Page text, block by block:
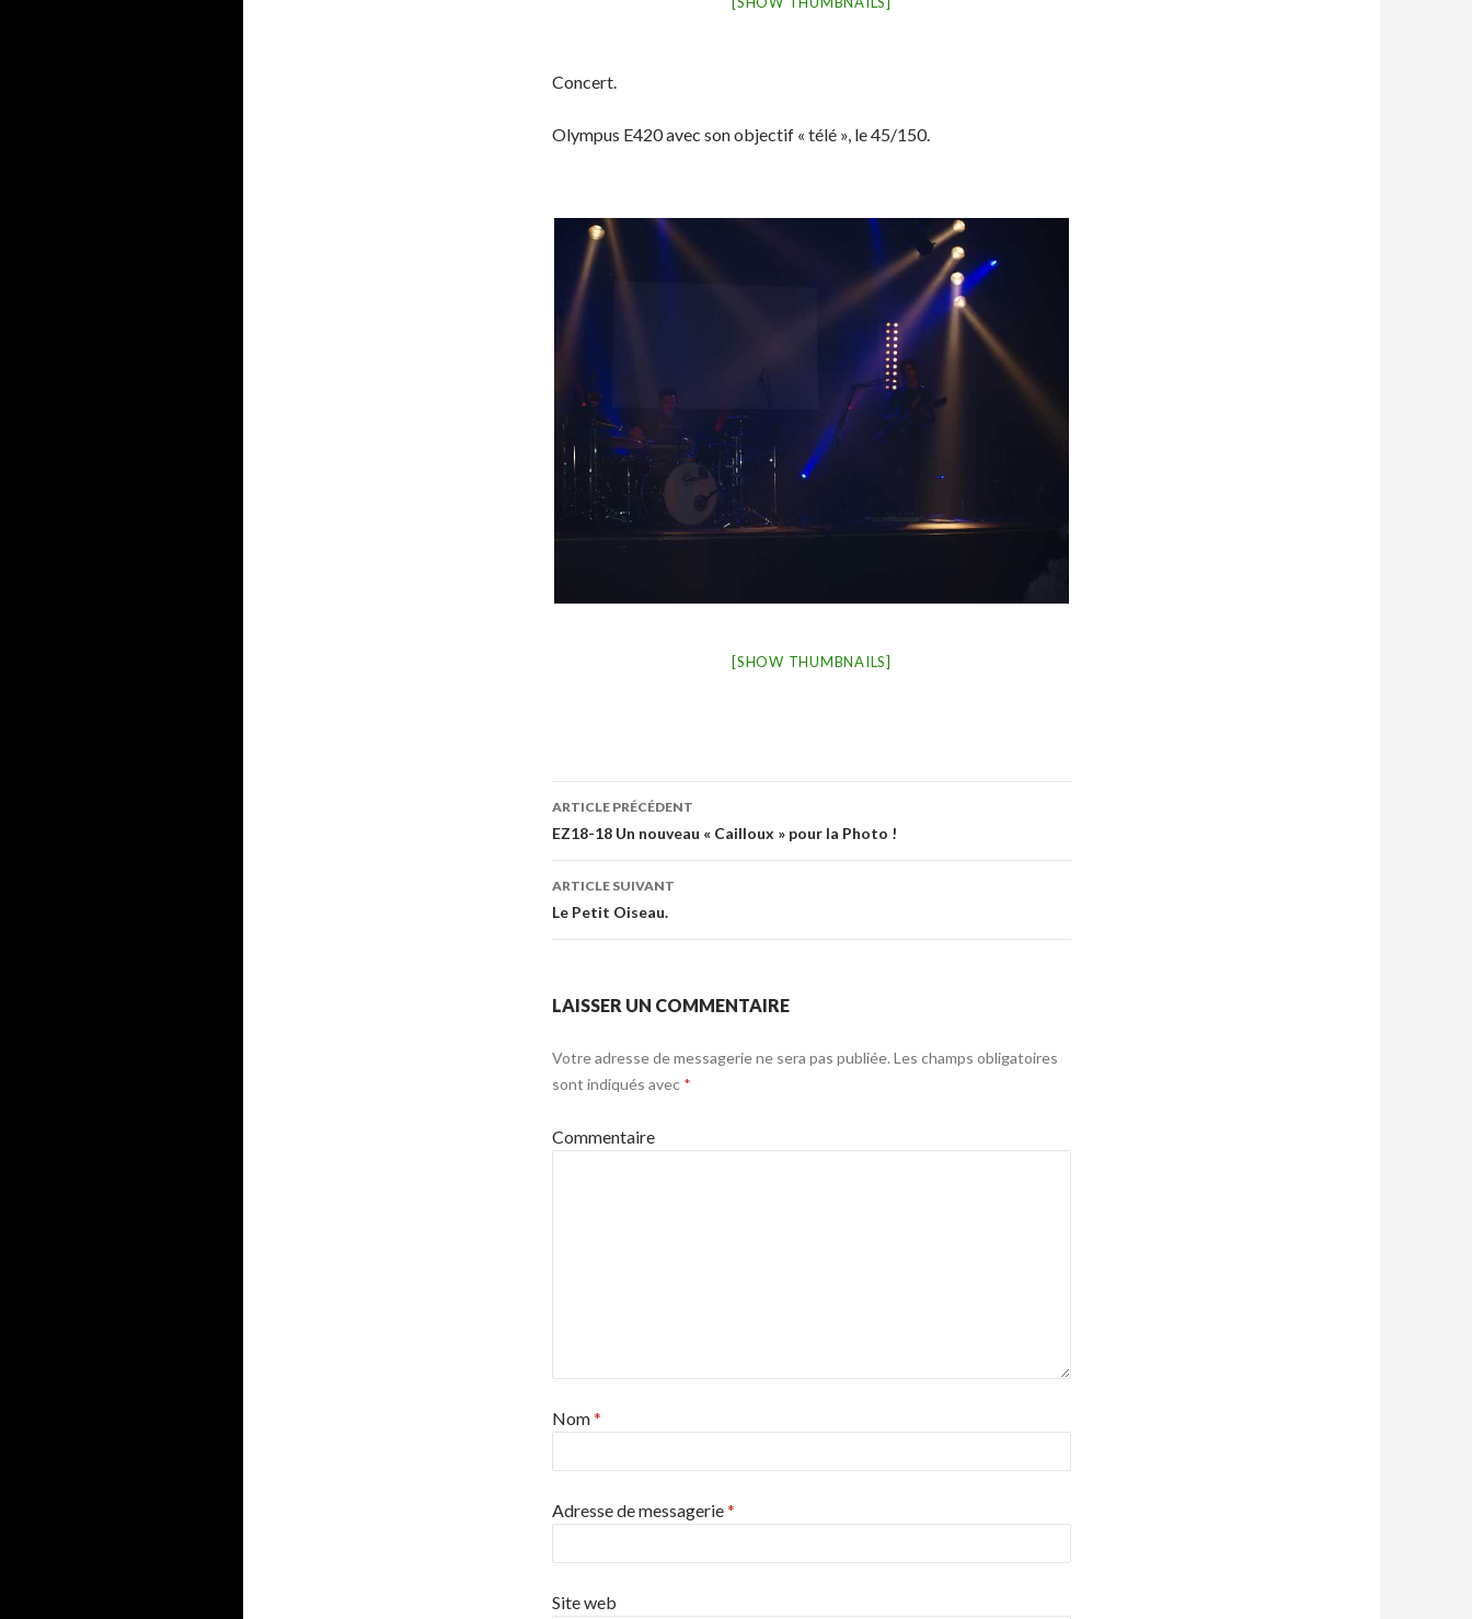
Concert.
Olympus E420 avec son objectif « télé », le 45/150.
[SHOW THUMBNAILS]
Navigation
des
articles
ARTICLE PRÉCÉDENT
EZ18-18 Un nouveau « Cailloux » pour la Photo !
ARTICLE SUIVANT
Le Petit Oiseau.
LAISSER UN COMMENTAIRE
Votre adresse de messagerie ne sera pas publiée. Les champs obligatoires
sont indiqués avec *
Commentaire
Nom*
Adresse de messagerie*
Site web